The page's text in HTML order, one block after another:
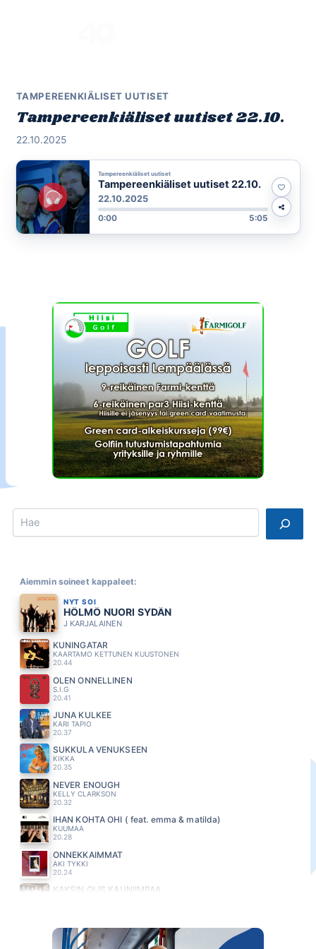
TAMPEREENKIÄLISET UUTISET
Tampereenkiäliset uutiset 22.10.
22.10.2025
Tampereenkiäliset uutiset
Tampereenkiäliset uutiset 22.10.
22.10.2025
0:00 5:05
Search
Aiemmin soineet kappaleet:
NYT SOI
HÖLMÖ NUORI SYDÄN
J KARJALAINEN
KUNINGATAR
KAARTAMO KETTUNEN KUUSTONEN
20.44
OLEN ONNELLINEN
S.I.G
20.41
JUNA KULKEE
KARI TAPIO
20.37
SUKKULA VENUKSEEN
KIKKA
20.35
NEVER ENOUGH
KELLY CLARKSON
20.32
IHAN KOHTA OHI ( feat. emma & matilda)
KUUMAA
20.28
ONNEKKAIMMAT
AKI TYKKI
20.24
KAKSIN OLIS KAUNIIMPAA
ERIN
20.17